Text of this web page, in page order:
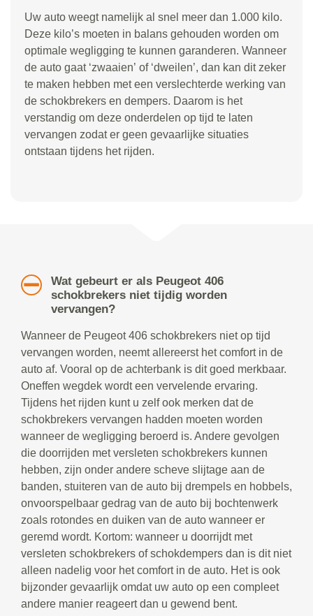
Uw auto weegt namelijk al snel meer dan 1.000 kilo.
Deze kilo’s moeten in balans gehouden worden om
optimale wegligging te kunnen garanderen. Wanneer
de auto gaat ‘zwaaien’ of ‘dweilen’, dan kan dit zeker
te maken hebben met een verslechterde werking van
de schokbrekers en dempers. Daarom is het
verstandig om deze onderdelen op tijd te laten
vervangen zodat er geen gevaarlijke situaties
ontstaan tijdens het rijden.
Wat gebeurt er als Peugeot 406
schokbrekers niet tijdig worden
vervangen?
Wanneer de Peugeot 406 schokbrekers niet op tijd
vervangen worden, neemt allereerst het comfort in de
auto af. Vooral op de achterbank is dit goed merkbaar.
Oneffen wegdek wordt een vervelende ervaring.
Tijdens het rijden kunt u zelf ook merken dat de
schokbrekers vervangen hadden moeten worden
wanneer de wegligging beroerd is. Andere gevolgen
die doorrijden met versleten schokbrekers kunnen
hebben, zijn onder andere scheve slijtage aan de
banden, stuiteren van de auto bij drempels en hobbels,
onvoorspelbaar gedrag van de auto bij bochtenwerk
zoals rotondes en duiken van de auto wanneer er
geremd wordt. Kortom: wanneer u doorrijdt met
versleten schokbrekers of schokdempers dan is dit niet
alleen nadelig voor het comfort in de auto. Het is ook
bijzonder gevaarlijk omdat uw auto op een compleet
andere manier reageert dan u gewend bent.